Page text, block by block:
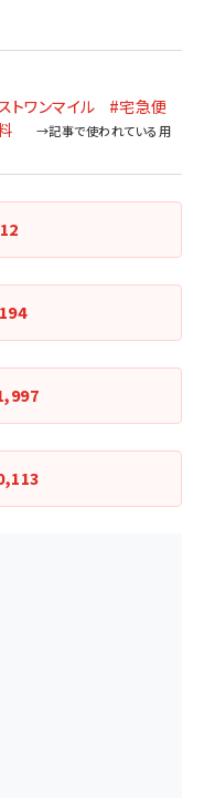
トワンマイル
#宅急便
194